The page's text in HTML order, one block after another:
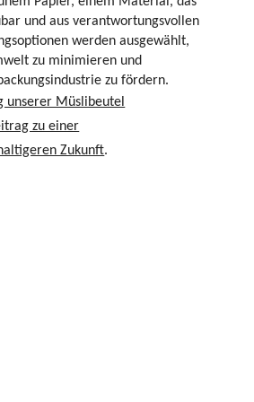
und aus verantwortungsvollen
werden ausgewählt,
zu minimieren und
zu fördern.
unserer Müslibeutel
zu einer
Zukunft.